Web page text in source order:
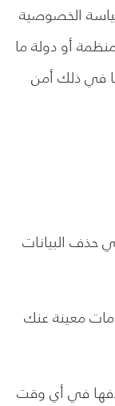
الخصوصية
أو دولة ما
في ذلك أمن
حذف البيانات
معينة عنك
في أي وقت